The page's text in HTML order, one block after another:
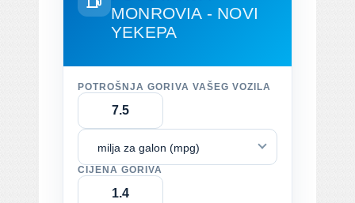
MONROVIA - NOVI
YEKEPA
POTROŠNJA GORIVA VAŠEG VOZILA
milja za galon (mpg)
CIJENA GORIVA